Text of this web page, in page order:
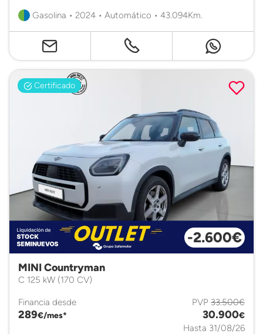
Gasolina • 2024 • Automático • 43.094Km.
Certificado
-2.600€
MINI Countryman
C 125 kW (170 CV)
Financia desde
289€/mes*
PVP 33.500€
30.900€
Hasta 31/08/26